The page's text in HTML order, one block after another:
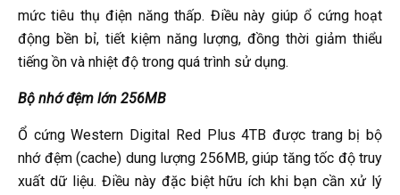
mức tiêu thụ điện năng thấp. Điều này giúp ổ cứng hoạt
động bền bỉ, tiết kiệm năng lượng, đồng thời giảm thiểu
tiếng ồn và nhiệt độ trong quá trình sử dụng.
Bộ nhớ đệm lớn 256MB
Ổ cứng Western Digital Red Plus 4TB được trang bị bộ
nhớ đệm (cache) dung lượng 256MB, giúp tăng tốc độ truy
xuất dữ liệu. Điều này đặc biệt hữu ích khi bạn cần xử lý